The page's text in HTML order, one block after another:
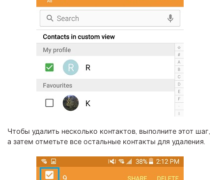
Чтобы удалить несколько контактов, выполните этот шаг,
а затем отметьте все остальные контакты для удаления.